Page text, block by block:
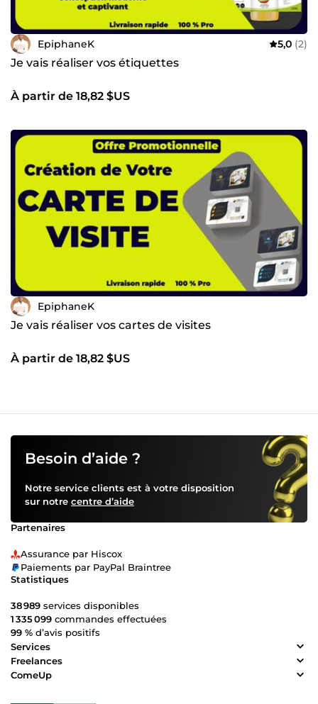
EpiphaneK 5,0 (2)
Je vais réaliser vos étiquettes
À partir de 18,82 $US
EpiphaneK
Je vais réaliser vos cartes de visites
À partir de 18,82 $US
Besoin d’aide ?
Notre service clients est à votre disposition
sur notre centre d’aide
Partenaires
Assurance par Hiscox
Paiements par PayPal Braintree
Statistiques
38 989 services disponibles
1 335 099 commandes effectuées
99 % d’avis positifs
Services
Freelances
ComeUp